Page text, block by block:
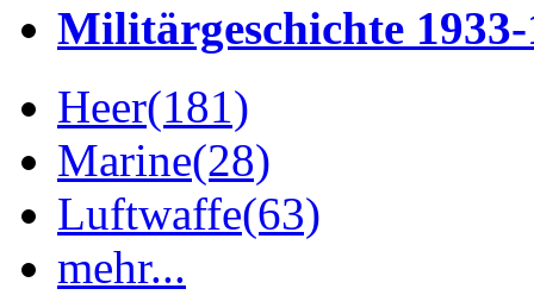
Militärgeschichte 1933-
Heer(181)
Marine(28)
Luftwaffe(63)
mehr...